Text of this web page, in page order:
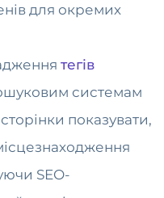
для окремих
тегів
системам
показувати,
SEO-